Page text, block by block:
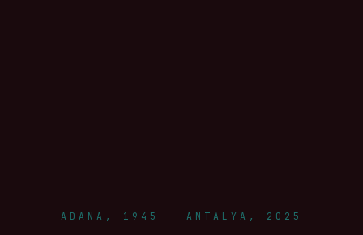
ADANA, 1945 — ANTALYA, 2025